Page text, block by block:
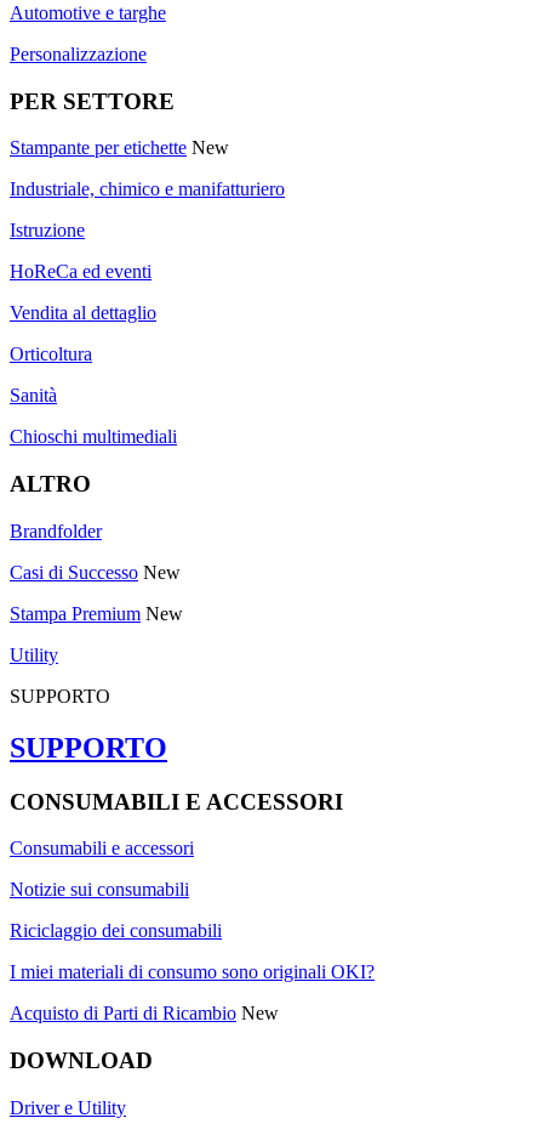
Automotive e targhe
Personalizzazione
PER SETTORE
Stampante per etichette New
Industriale, chimico e manifatturiero
Istruzione
HoReCa ed eventi
Vendita al dettaglio
Orticoltura
Sanità
Chioschi multimediali
ALTRO
Brandfolder
Casi di Successo New
Stampa Premium New
Utility
SUPPORTO
SUPPORTO
CONSUMABILI E ACCESSORI
Consumabili e accessori
Notizie sui consumabili
Riciclaggio dei consumabili
I miei materiali di consumo sono originali OKI?
Acquisto di Parti di Ricambio New
DOWNLOAD
Driver e Utility